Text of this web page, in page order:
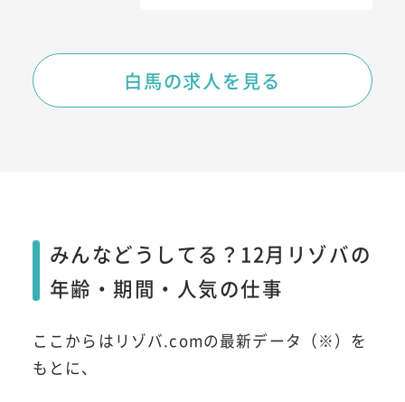
白馬の求人を見る
みんなどうしてる？12月リゾバの
年齢・期間・人気の仕事
ここからはリゾバ.comの最新データ（※）を
もとに、